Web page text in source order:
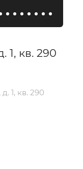
1, кв. 290
1, кв. 290